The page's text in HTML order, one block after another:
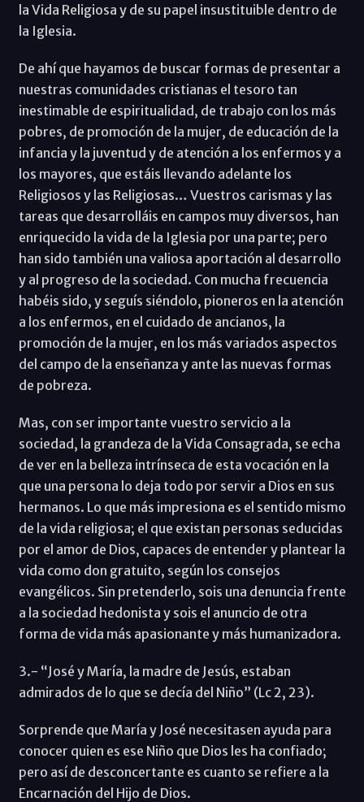
la Vida Religiosa y de su papel insustituible dentro de
la Iglesia.
De ahí que hayamos de buscar formas de presentar a
nuestras comunidades cristianas el tesoro tan
inestimable de espiritualidad, de trabajo con los más
pobres, de promoción de la mujer, de educación de la
infancia y la juventud y de atención a los enfermos y a
los mayores, que estáis llevando adelante los
Religiosos y las Religiosas… Vuestros carismas y las
tareas que desarrolláis en campos muy diversos, han
enriquecido la vida de la Iglesia por una parte; pero
han sido también una valiosa aportación al desarrollo
y al progreso de la sociedad. Con mucha frecuencia
habéis sido, y seguís siéndolo, pioneros en la atención
a los enfermos, en el cuidado de ancianos, la
promoción de la mujer, en los más variados aspectos
del campo de la enseñanza y ante las nuevas formas
de pobreza.
Mas, con ser importante vuestro servicio a la
sociedad, la grandeza de la Vida Consagrada, se echa
de ver en la belleza intrínseca de esta vocación en la
que una persona lo deja todo por servir a Dios en sus
hermanos. Lo que más impresiona es el sentido mismo
de la vida religiosa; el que existan personas seducidas
por el amor de Dios, capaces de entender y plantear la
vida como don gratuito, según los consejos
evangélicos. Sin pretenderlo, sois una denuncia frente
a la sociedad hedonista y sois el anuncio de otra
forma de vida más apasionante y más humanizadora.
3.- “José y María, la madre de Jesús, estaban
admirados de lo que se decía del Niño” (Lc 2, 23).
Sorprende que María y José necesitasen ayuda para
conocer quien es ese Niño que Dios les ha confiado;
pero así de desconcertante es cuanto se refiere a la
Encarnación del Hijo de Dios.